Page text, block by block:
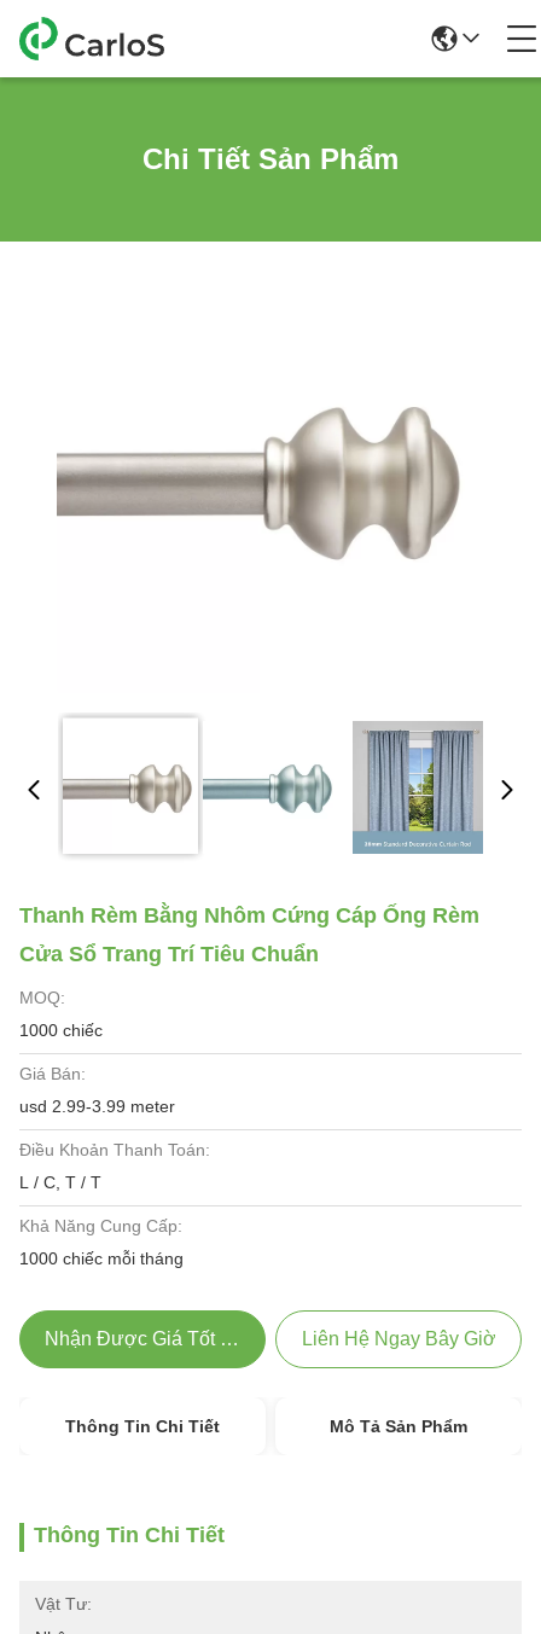
Chi Tiết Sản Phẩm
Thanh Rèm Bằng Nhôm Cứng Cáp Ống Rèm
Cửa Sổ Trang Trí Tiêu Chuẩn
MOQ:
1000 chiếc
Giá Bán:
usd 2.99-3.99 meter
Điều Khoản Thanh Toán:
L / C, T / T
Khả Năng Cung Cấp:
1000 chiếc mỗi tháng
Nhận Được Giá Tốt Nhất Liên Hệ Ngay Bây Giờ
Thông Tin Chi Tiết Mô Tả Sản Phẩm
Thông Tin Chi Tiết
Vật Tư: